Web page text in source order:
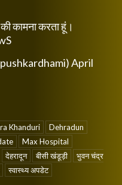
कामना करता हूं।
April
Khanduri
Dehradun
Max Hospital
देहरादून बीसी खंडूड़ी
भुवन चंद्र
स्वास्थ्य अपडेट